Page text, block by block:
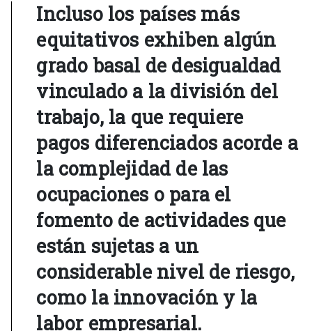
Incluso los países más
equitativos exhiben algún
grado basal de desigualdad
vinculado a la división del
trabajo, la que requiere
pagos diferenciados acorde a
la complejidad de las
ocupaciones o para el
fomento de actividades que
están sujetas a un
considerable nivel de riesgo,
como la innovación y la
labor empresarial.